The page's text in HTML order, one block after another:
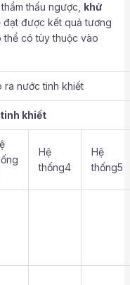
thấu ngược, khử
đạt được kết quả tương
thể có tùy thuộc vào
ra nước tinh khiết
khiết
Hệ
thống4
Hệ
thống5